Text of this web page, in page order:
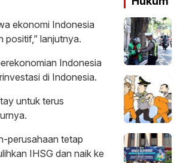
ekonomi Indonesia
positif,” lanjutnya.
Indonesia
di Indonesia.
untuk terus
perusahaan tetap
IHSG dan naik ke